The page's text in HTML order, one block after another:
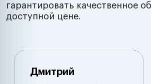
гарантировать качественное
доступной цене.
Дмитрий